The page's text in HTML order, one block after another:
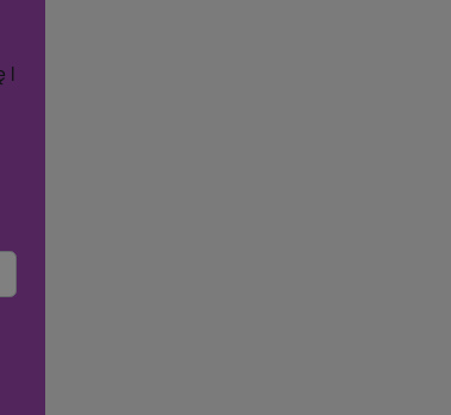
nazwę hotelu.